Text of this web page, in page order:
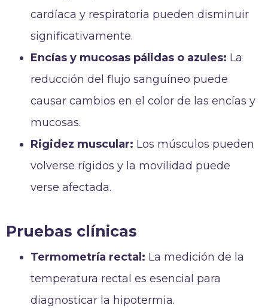
cardíaca y respiratoria pueden disminuir
significativamente.
Encías y mucosas pálidas o azules: La
reducción del flujo sanguíneo puede
causar cambios en el color de las encías y
mucosas.
Rigidez muscular: Los músculos pueden
volverse rígidos y la movilidad puede
verse afectada.
Pruebas clínicas
Termometría rectal: La medición de la
temperatura rectal es esencial para
diagnosticar la hipotermia.